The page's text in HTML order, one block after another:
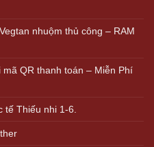
nhuộm thủ công – RAM
QR thanh toán – Miễn Phí
tế Thiếu nhi 1-6.